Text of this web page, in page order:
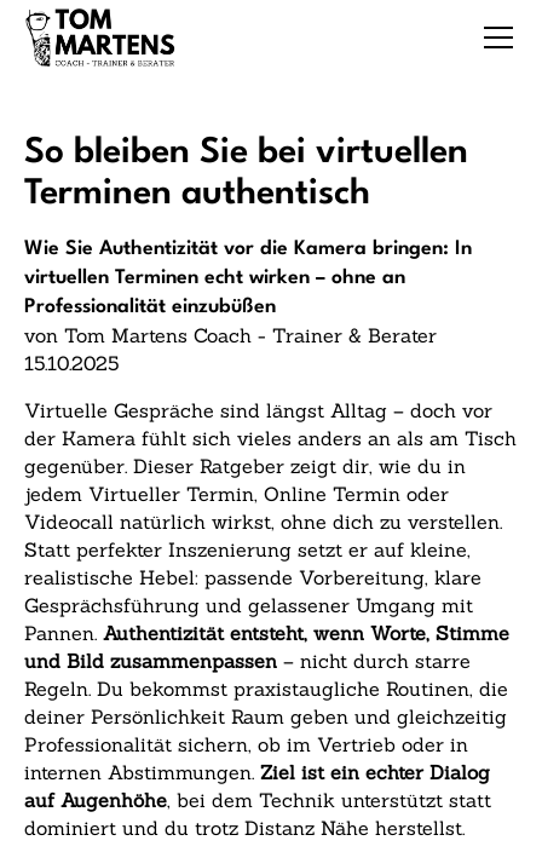
So bleiben Sie bei virtuellen
Terminen authentisch
Wie Sie Authentizität vor die Kamera bringen: In
virtuellen Terminen echt wirken – ohne an
Professionalität einzubüßen
von Tom Martens Coach - Trainer & Berater
15.10.2025
Virtuelle Gespräche sind längst Alltag – doch vor
der Kamera fühlt sich vieles anders an als am Tisch
gegenüber. Dieser Ratgeber zeigt dir, wie du in
jedem Virtueller Termin, Online Termin oder
Videocall natürlich wirkst, ohne dich zu verstellen.
Statt perfekter Inszenierung setzt er auf kleine,
realistische Hebel: passende Vorbereitung, klare
Gesprächsführung und gelassener Umgang mit
Pannen. Authentizität entsteht, wenn Worte, Stimme
und Bild zusammenpassen– nicht durch starre
Regeln. Du bekommst praxistaugliche Routinen, die
deiner Persönlichkeit Raum geben und gleichzeitig
Professionalität sichern, ob im Vertrieb oder in
internen Abstimmungen. Ziel ist ein echter Dialog
auf Augenhöhe, bei dem Technik unterstützt statt
dominiert und du trotz Distanz Nähe herstellst.